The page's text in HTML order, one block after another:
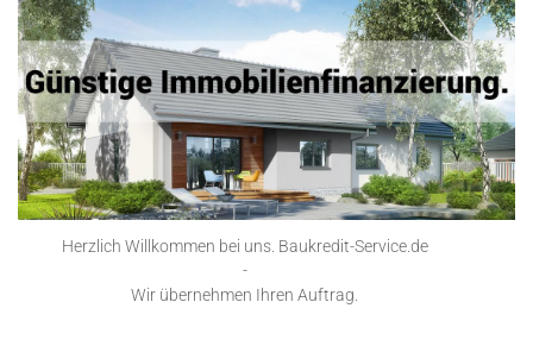
Herzlich Willkommen bei uns. Baukredit-Service.de
-
Wir übernehmen Ihren Auftrag.